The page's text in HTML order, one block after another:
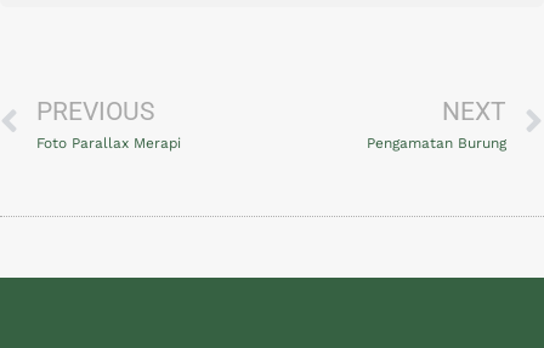
PREVIOUS
Foto Parallax Merapi
NEXT
Pengamatan Burung